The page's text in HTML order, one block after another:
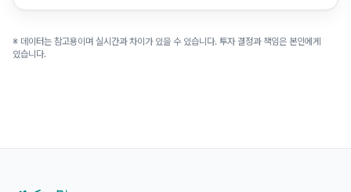
※ 데이터는 참고용이며 실시간과 차이가 있을 수 있습니다. 투자 결정과 책임은 본인에게
있습니다.